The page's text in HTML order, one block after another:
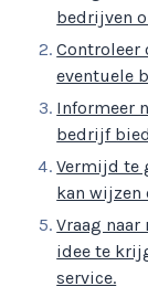
bedrijven
Controleer
eventuele
Informeer
bedrijf
Vermijd te
kan wijzen
Vraag
idee te
service.